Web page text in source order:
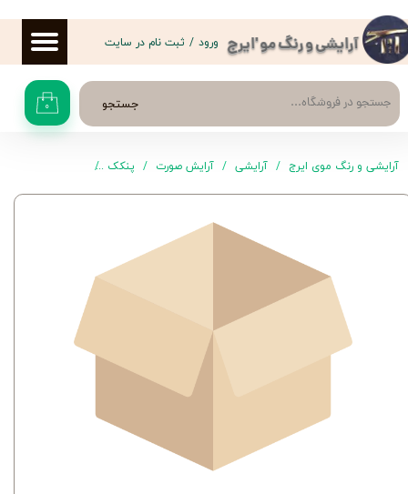
آرایشی و رنگ مو 'ایرج
جستجو ۰
ورود / ثبت نام در سایت
حساب کاربری من
تغییر گذر واژه
سفارشات
خروج از حساب کاربری
آرایشی و رنگ موی ایرج آرایشی آرایش صورت پنکک